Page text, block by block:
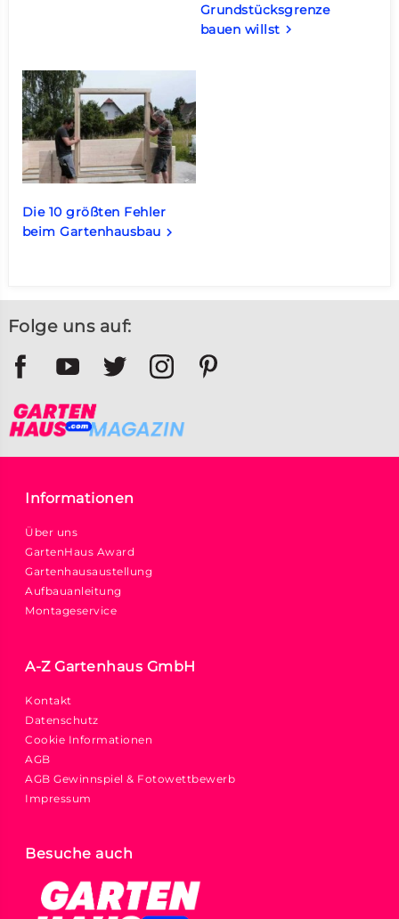
Grundstücksgrenze
bauen willst keyboard_arrow_right
Die 10 größten Fehler
beim Gartenhausbau keyboard_arrow_right
Folge uns auf:
Informationen
Über uns
GartenHaus Award
Gartenhausaustellung
Aufbauanleitung
Montageservice
A-Z Gartenhaus GmbH
Kontakt
Datenschutz
Cookie Informationen
AGB
AGB Gewinnspiel & Fotowettbewerb
Impressum
Besuche auch